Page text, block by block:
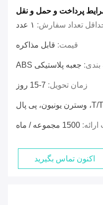
پرداخت و حمل و نقل
تعداد سفارش: ۱ عدد
قیمت: قابل مذاکره
جعبه پلاستیکی ABS
زمان تحویل: 7-15 روز
T/T، وسترن یونیون، پی پال
ارائه: 1500 مجموعه / ماه
اکنون تماس بگیرید